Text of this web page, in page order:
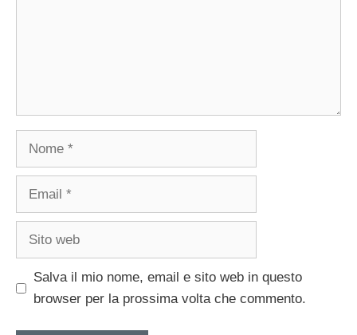
Nome
Email
Sito
Salva il mio nome, email e sito web in questo
browser per la prossima volta che commento.